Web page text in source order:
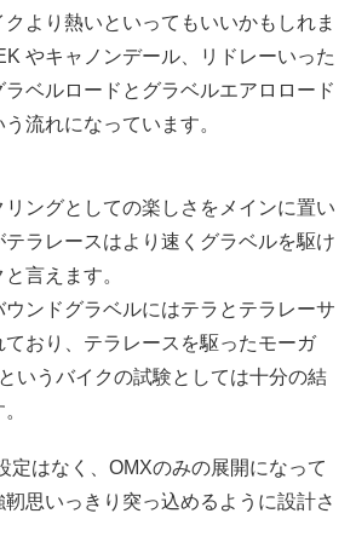
より熱いといってもいいかもしれま
やキャノンデール、リドレーいった
ラベルロードとグラベルエアロロード
流れになっています。
ングとしての楽しさをメインに置い
ラレースはより速くグラベルを駆け
言えます。
ンドグラベルにはテラとテラレーサ
おり、テラレースを駆ったモーガ
いうバイクの試験としては十分の結
定はなく、OMXのみの展開になって
思いっきり突っ込めるように設計さ